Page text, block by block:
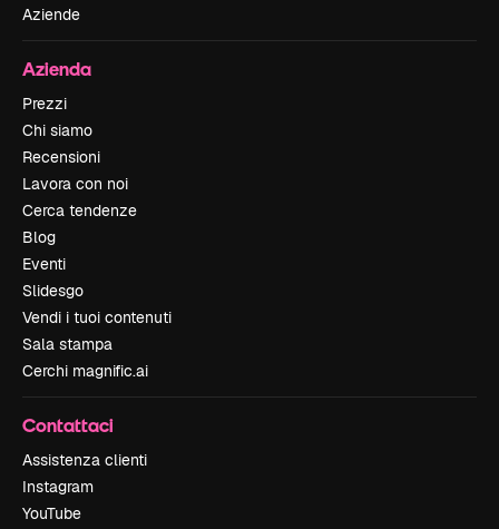
Aziende
Azienda
Prezzi
Chi siamo
Recensioni
Lavora con noi
Cerca tendenze
Blog
Eventi
Slidesgo
Vendi i tuoi contenuti
Sala stampa
Cerchi magnific.ai
Contattaci
Assistenza clienti
Instagram
YouTube